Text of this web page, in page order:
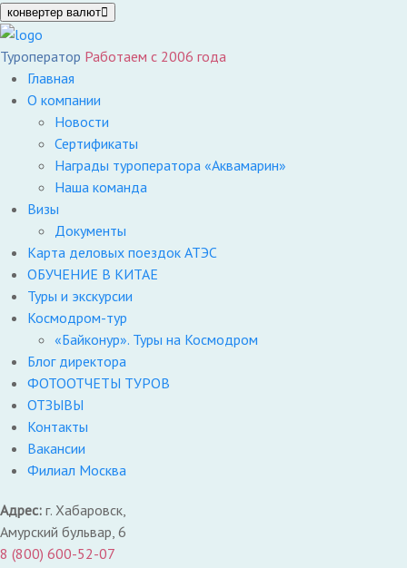
конвертер валют
Туроператор Работаем с 2006 года
Главная
О компании
Новости
Сертификаты
Награды туроператора «Аквамарин»
Наша команда
Визы
Документы
Карта деловых поездок АТЭС
ОБУЧЕНИЕ В КИТАЕ
Туры и экскурсии
Космодром-тур
«Байконур». Туры на Космодром
Блог директора
ФОТООТЧЕТЫ ТУРОВ
ОТЗЫВЫ
Контакты
Вакансии
Филиал Москва
Адрес: г. Хабаровск,
Амурский бульвар, 6
8 (800) 600-52-07